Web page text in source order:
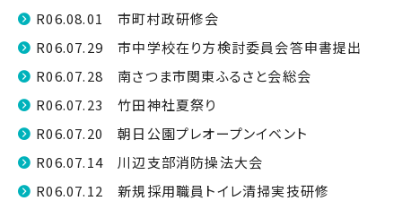
R06.08.01 市町村政研修会
R06.07.29 市中学校在り方検討委員会答申書提出
R06.07.28 南さつま市関東ふるさと会総会
R06.07.23 竹田神社夏祭り
R06.07.20 朝日公園プレオープンイベント
R06.07.14 川辺支部消防操法大会
R06.07.12 新規採用職員トイレ清掃実技研修